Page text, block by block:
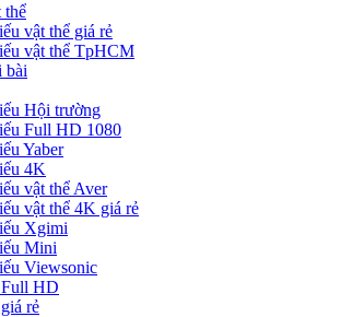
thể
vật thể giá rẻ
vật thể TpHCM
bài
Hội trường
Full HD 1080
Yaber
4K
vật thể Aver
vật thể 4K giá rẻ
Xgimi
Mini
Viewsonic
HD
rẻ